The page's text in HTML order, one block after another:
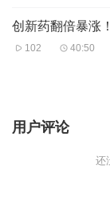
创新药翻倍暴涨
102 40:50
用户评论
还